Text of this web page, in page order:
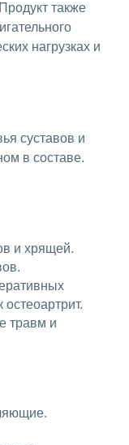
также
нагрузках и
суставов и
в составе.
и хрящей.
остеоартрит.
травм и